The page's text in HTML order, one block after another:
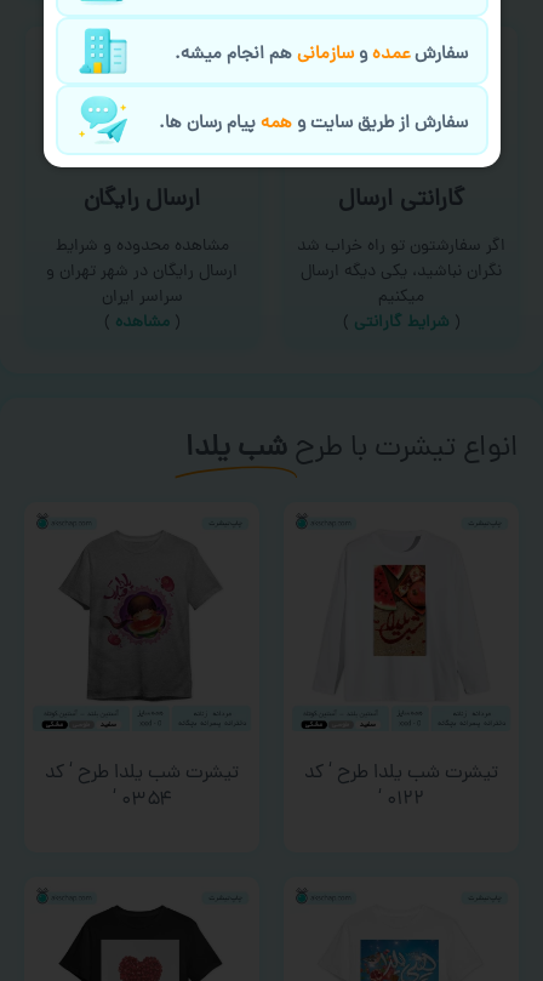
گارانتی ارسال
اگر سفارشتون تو راه خراب شد
نگران نباشید، یکی دیگه ارسال
میکنیم
( شرایط گارانتی )
ارسال رایگان
مشاهده محدوده و شرایط
ارسال رایگان در شهر تهران و
سراسر ایران
(مشاهده )
انواع تیشرت با طرحشب یلدا
تیشرت شب یلدا طرح ‘ کد
۰۱۲۲ ‘
تیشرت شب یلدا طرح ‘ کد
۰۳۵۴ ‘
سفارشعمدهوسازمانیهم انجام میشه.
سفارش از طریق سایت وهمهپیام رسان ها.